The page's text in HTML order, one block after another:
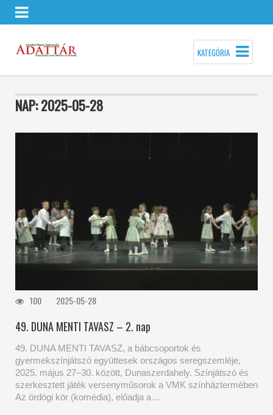
KATEGÓRIA
NAP:2025-05-28
100 2025-05-28
49. DUNA MENTI TAVASZ – 2. nap
49. DUNA MENTI TAVASZ, a bábcsoportok és
gyermekszínjátszó együttesek országos seregszemléje,
2025. május 27–30. között, Dunaszerdahely. Színjátszó és
szerkesztett játék versenyműsorok a VMK színháztermében
Az ördögi kör (komédia), előadja a…